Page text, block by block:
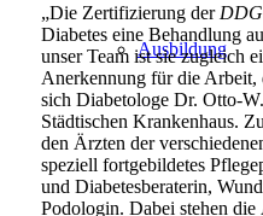
Ausbildung
„Die Zertifizierung der DDG
Diabetes eine Behandlung
unser Team ist sie zugleich
Anerkennung für die
sich Diabetologe Dr. Otto-
Städtischen Krankenhaus.
den Ärzten der
speziell fortgebildetes
und Diabetesberaterin,
Podologin. Dabei stehen